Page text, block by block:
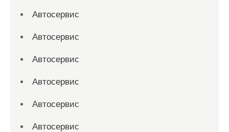
Автосервис
Автосервис
Автосервис
Автосервис
Автосервис
Автосервис